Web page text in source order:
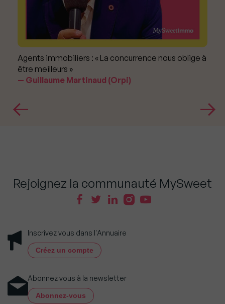
Agents immobiliers : « La concurrence nous oblige à
être meilleurs »
Guillaume Martinaud (Orpi)
Rejoignez la communauté MySweet
Inscrivez vous dans l'Annuaire
Créez un compte
Abonnez vous à la newsletter
Abonnez-vous